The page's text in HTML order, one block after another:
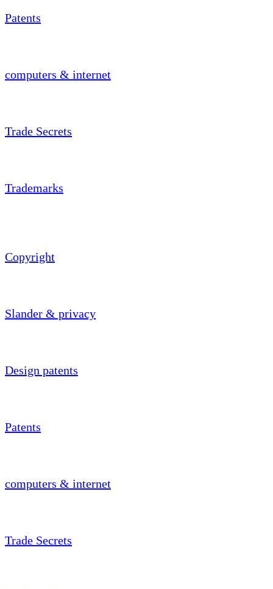
Patents
computers & internet
Trade Secrets
Trademarks
Copyright
Slander & privacy
Design patents
Patents
computers & internet
Trade Secrets